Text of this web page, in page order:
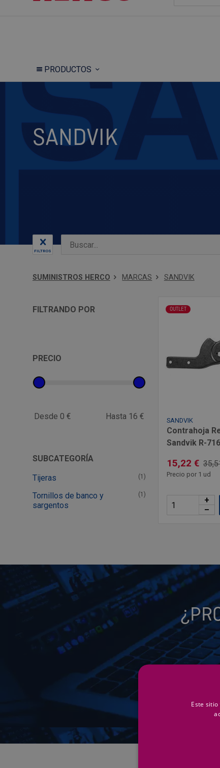
PRODUCTOS
SANDVIK
FILTROS
SUMINISTROS HERCO MARCAS SANDVIK
FILTRANDO POR
PRECIO
Desde 0 € Hasta 16 €
SUBCATEGORÍA
Tijeras
(1)
Tornillos de banco y
sargentos
(1)
OUTLET
SANDVIK
Contrahoja
Sandvik R-
15,22 €
Precio por 1 ud
+
–
búsqueda no
Este